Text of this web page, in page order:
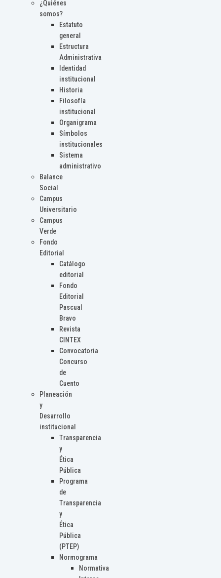
¿Quiénes
somos?
Estatuto
general
Estructura
Administrativa
Identidad
institucional
Historia
Filosofía
institucional
Organigrama
Símbolos
institucionales
Sistema
administrativo
Balance
Social
Campus
Universitario
Campus
Verde
Fondo
Editorial
Catálogo
editorial
Fondo
Editorial
Pascual
Bravo
Revista
CINTEX
Convocatoria
Concurso
de
Cuento
Planeación
y
Desarrollo
institucional
Transparencia
y
Ética
Pública
Programa
de
Transparencia
y
Ética
Pública
(PTEP)
Normograma
Normativa